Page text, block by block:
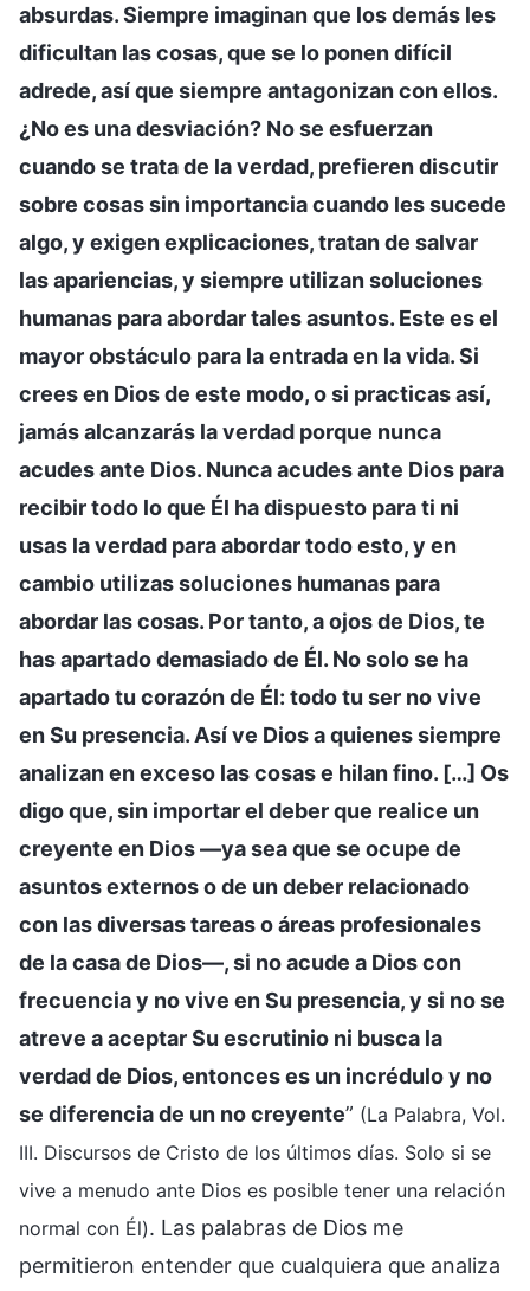
absurdas. Siempre imaginan que los demás les
dificultan las cosas, que se lo ponen difícil
adrede, así que siempre antagonizan con ellos.
¿No es una desviación? No se esfuerzan
cuando se trata de la verdad, prefieren discutir
sobre cosas sin importancia cuando les sucede
algo, y exigen explicaciones, tratan de salvar
las apariencias, y siempre utilizan soluciones
humanas para abordar tales asuntos. Este es el
mayor obstáculo para la entrada en la vida. Si
crees en Dios de este modo, o si practicas así,
jamás alcanzarás la verdad porque nunca
acudes ante Dios. Nunca acudes ante Dios para
recibir todo lo que Él ha dispuesto para ti ni
usas la verdad para abordar todo esto, y en
cambio utilizas soluciones humanas para
abordar las cosas. Por tanto, a ojos de Dios, te
has apartado demasiado de Él. No solo se ha
apartado tu corazón de Él: todo tu ser no vive
en Su presencia. Así ve Dios a quienes siempre
analizan en exceso las cosas e hilan fino. […] Os
digo que, sin importar el deber que realice un
creyente en Dios —ya sea que se ocupe de
asuntos externos o de un deber relacionado
con las diversas tareas o áreas profesionales
de la casa de Dios—, si no acude a Dios con
frecuencia y no vive en Su presencia, y si no se
atreve a aceptar Su escrutinio ni busca la
verdad de Dios, entonces es un incrédulo y no
se diferencia de un no creyente” (La Palabra, Vol.
III. Discursos de Cristo de los últimos días. Solo si se
vive a menudo ante Dios es posible tener una relación
normal con Él). Las palabras de Dios me
permitieron entender que cualquiera que analiza